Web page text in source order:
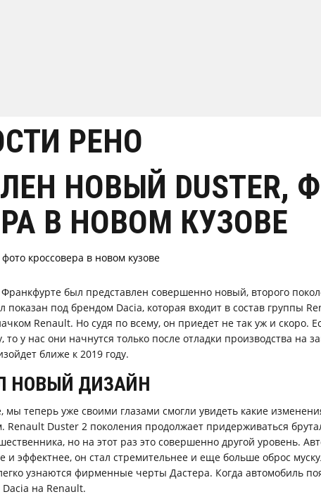
РЕНО
НОВЫЙ DUSTER,
В НОВОМ КУЗОВЕ
был представлен совершенно новый, второго
под брендом Dacia, которая входит в состав группы
Renault. Но судя по всему, он приедет не так уж и скоро.
то у нас они начнутся только после отладки производства на
ближе к 2019 году.
НОВЫЙ ДИЗАЙН
мы теперь уже своими глазами смогли увидеть какие
Duster 2 поколения продолжает придерживаться
но на этот раз это совершенно другой уровень.
и эффектнее, он стал стремительнее и еще больше оброс
узнаются фирменные черты Дастера. Когда автомобиль
на Renault.